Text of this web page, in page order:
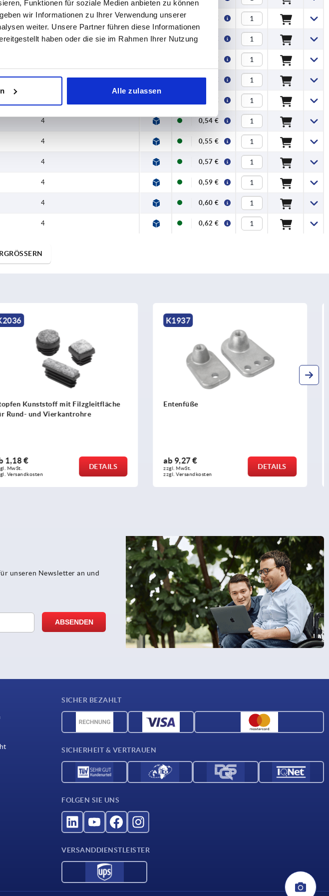
Funktionen für soziale Medien anbieten zu können
wir Informationen zu Ihrer Verwendung unserer
weiter. Unsere Partner führen diese Informationen
haben oder die sie im Rahmen Ihrer Nutzung
Alle zulassen
3 0,43 €
3 0,45 €
0,48 €
3 0,49 €
0,50 €
4 0,54 €
4 0,55 €
4 0,57 €
4 0,59 €
4 0,60 €
4 0,62 €
K1937
Entenfüße
ab9,27 €
zzgl. MwSt.
zzgl. Versandkosten
DETAILS
K0395
Gelenkteller
ab6,76 €
zzgl. MwSt.
zzgl. Versandkosten
DETAILS
unseren Newsletter an und
SICHER BEZAHLT
SICHERHEIT & VERTRAUEN
FOLGEN SIE UNS
VERSANDDIENSTLEISTER